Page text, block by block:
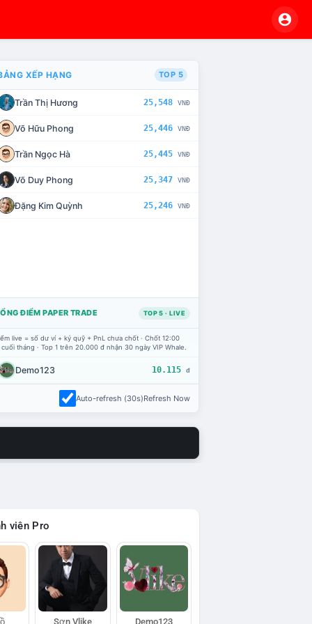
CHẾ TÀI XỬ LÝ VI PHẠM
XẾP HẠNG TOP 5
Trần Thị Hương 25,548 VNĐ
Võ Hữu Phong 25,446 VNĐ
Trần Ngọc Hà 25,445 VNĐ
Võ Duy Phong 25,347 VNĐ
Đặng Kim Quỳnh 25,246 VNĐ
ĐIỂM PAPER TRADE TOP 5 · LIVE
live = số dư ví + ký quỹ + PnL chưa chốt · Chốt 12:00
tháng · Top 1 trên 20.000 đ nhận 30 ngày VIP Whale.
Demo123 10.115 đ
Auto-refresh (30s)Refresh Now
viên Pro
Sơn Vlike Demo123